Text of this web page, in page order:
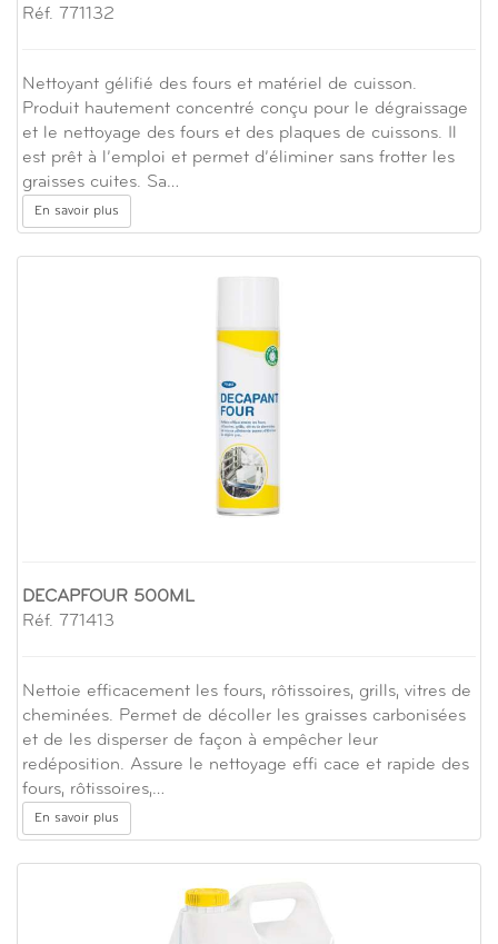
Réf. 771132
Nettoyant gélifié des fours et matériel de cuisson.
Produit hautement concentré conçu pour le dégraissage
et le nettoyage des fours et des plaques de cuissons. Il
est prêt à l’emploi et permet d’éliminer sans frotter les
graisses cuites. Sa…
En savoir plus
DECAPFOUR 500ML
Réf. 771413
Nettoie efficacement les fours, rôtissoires, grills, vitres de
cheminées. Permet de décoller les graisses carbonisées
et de les disperser de façon à empêcher leur
redéposition. Assure le nettoyage effi cace et rapide des
fours, rôtissoires,…
En savoir plus